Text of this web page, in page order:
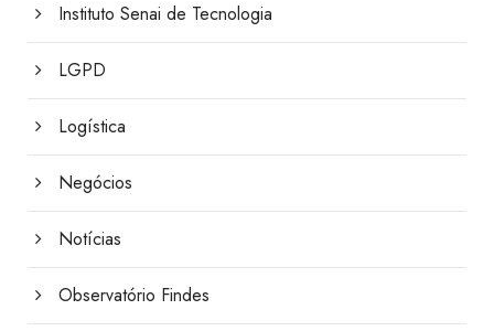
Instituto Senai de Tecnologia
LGPD
Logística
Negócios
Notícias
Observatório Findes